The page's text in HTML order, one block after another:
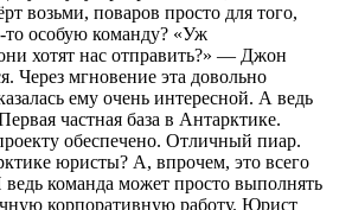
возьми, поваров просто для того,
то особую команду? «Уж
хотят нас отправить?» — Джон
Через мгновение эта довольно
ему очень интересной. А ведь
частная база в Антарктике.
обеспечено. Отличный пиар.
юристы? А, впрочем, это всего
команда может просто выполнять
корпоративную работу. Юрист